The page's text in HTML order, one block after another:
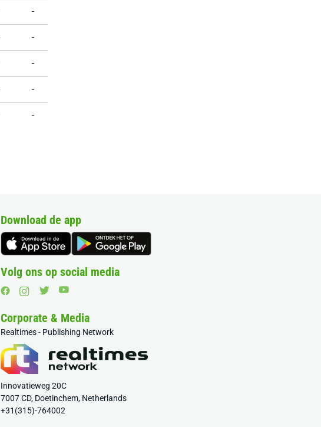
-
-
-
-
-
Download de app
Volg ons op social media
Corporate & Media
Realtimes - Publishing Network
Innovatieweg 20C
7007 CD, Doetinchem, Netherlands
+31(315)-764002